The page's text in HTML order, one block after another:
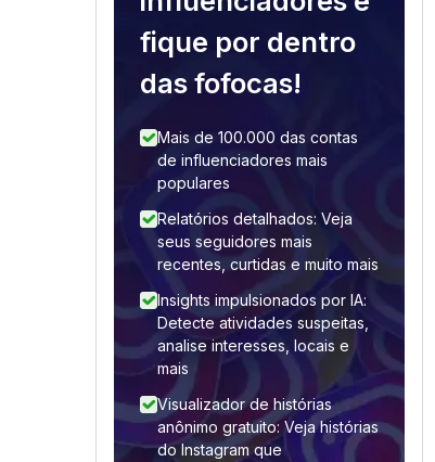
fique por dentro
das fofocas!
Mais de 100.000 das contas
de influenciadores mais
populares
Relatórios detalhados: Veja
seus seguidores mais
recentes, curtidas e muito mais
Insights impulsionados por IA:
Detecte atividades suspeitas,
analise interesses, locais e
mais
Visualizador de histórias
anônimo gratuito: Veja histórias
do Instagram que